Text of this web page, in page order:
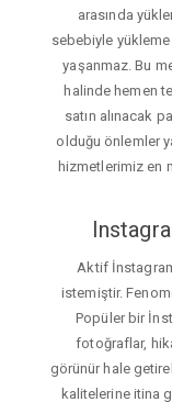
arasında
sebebiyle
yaşanmaz. Bu
halinde hemen
satın alınacak
olduğu önlemler
hizmetlerimiz en
Aktif
istemiştir.
Popüler bir
fotoğraflar,
görünür hale
kalitelerine itina